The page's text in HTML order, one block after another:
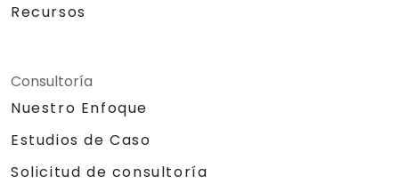
Recursos
Consultoría
Nuestro Enfoque
Estudios de Caso
Solicitud de consultoría